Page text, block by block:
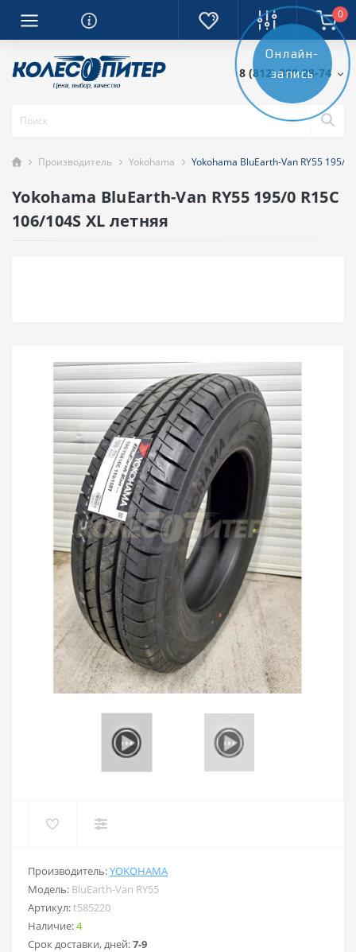
0
8 (812) 389-28-74
Производитель Yokohama Yokohama BluEarth-Van RY55 195/0
Yokohama BluEarth-Van RY55 195/0 R15C
106/104S XL летняя
Производитель:YOKOHAMA
Модель: BluEarth-Van RY55
Артикул:t585220
Наличие:4
Срок доставки, дней:7-9
Онлайн-
запись